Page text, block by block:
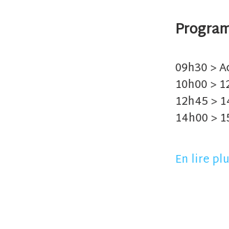
09h30 >
10h00 >
12h45 >
14h00 >
En lire